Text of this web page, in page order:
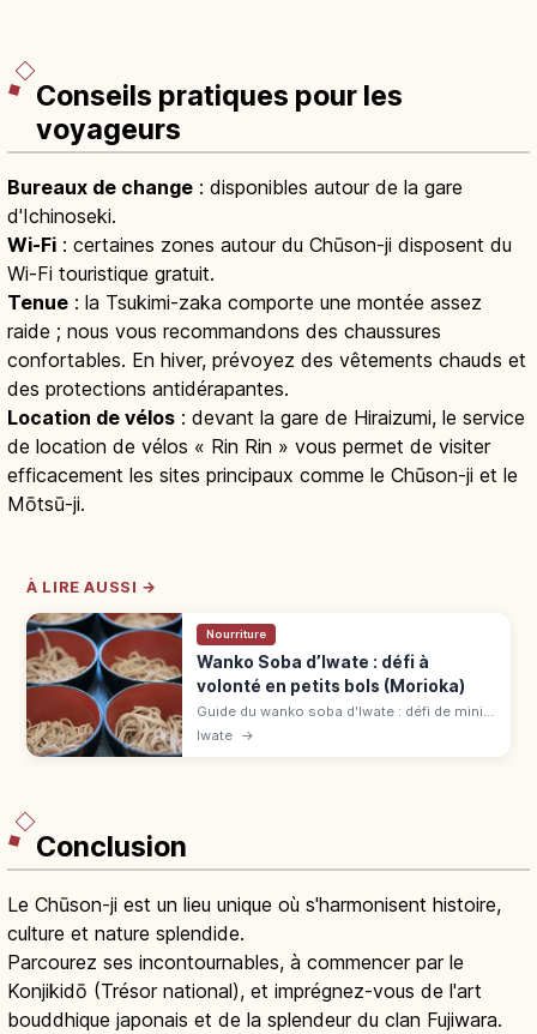
Conseils pratiques pour les
voyageurs
Bureaux de change : disponibles autour de la gare
d'Ichinoseki.
Wi-Fi : certaines zones autour du Chūson-ji disposent du
Wi-Fi touristique gratuit.
Tenue : la Tsukimi-zaka comporte une montée assez
raide ; nous vous recommandons des chaussures
confortables. En hiver, prévoyez des vêtements chauds et
des protections antidérapantes.
Location de vélos : devant la gare de Hiraizumi, le service
de location de vélos « Rin Rin » vous permet de visiter
efficacement les sites principaux comme le Chūson-ji et le
Mōtsū-ji.
À LIRE AUSSI →
Nourriture
Wanko Soba d’Iwate : défi à
volonté en petits bols (Morioka)
Guide du wanko soba d'Iwate : défi de mini-
bols à volonté, bonnes adresses comme
Iwate →
Conclusion
Le Chūson-ji est un lieu unique où s'harmonisent histoire,
culture et nature splendide.
Parcourez ses incontournables, à commencer par le
Konjikidō (Trésor national), et imprégnez-vous de l'art
bouddhique japonais et de la splendeur du clan Fujiwara.